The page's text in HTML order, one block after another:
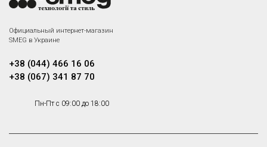
Официальный интернет-магазин
SMEG в Украине
+38 (044) 466 16 06
+38 (067) 341 87 70
Пн-Пт с 09:00 до 18:00